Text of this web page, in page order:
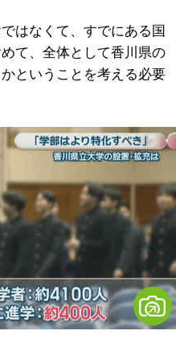
はなくて、すでにある国
て、全体として香川県の
ということを考える必要